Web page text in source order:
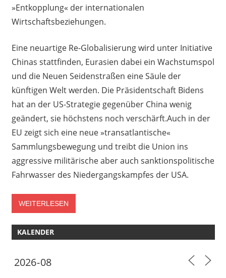
»Entkopplung« der internationalen
Wirtschaftsbeziehungen.
Eine neuartige Re-Globalisierung wird unter Initiative
Chinas stattfinden, Eurasien dabei ein Wachstumspol
und die Neuen Seidenstraßen eine Säule der
künftigen Welt werden. Die Präsidentschaft Bidens
hat an der US-Strategie gegenüber China wenig
geändert, sie höchstens noch verschärft.Auch in der
EU zeigt sich eine neue »transatlantische«
Sammlungsbewegung und treibt die Union ins
aggressive militärische aber auch sanktionspolitische
Fahrwasser des Niedergangskampfes der USA.
WEITERLESEN
KALENDER